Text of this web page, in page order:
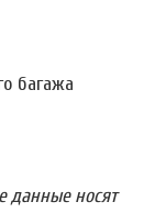
багажа
данные носят